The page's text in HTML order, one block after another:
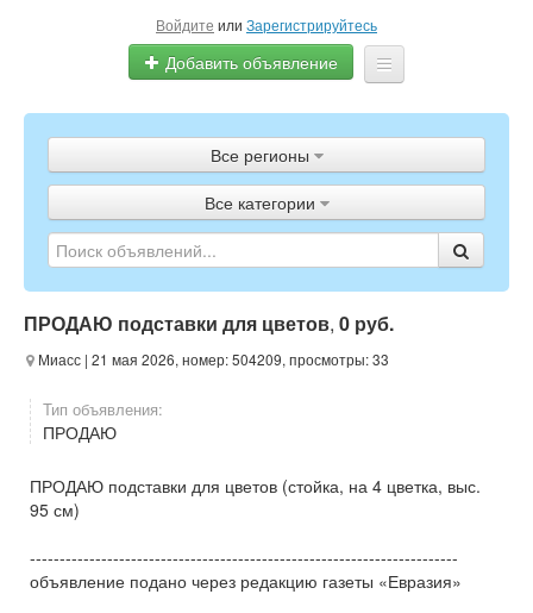
Войдите или Зарегистрируйтесь
Добавить объявление
Объявления
Полистать газету
ТВ-программа
Все регионы
Все категории
ПРОДАЮ подставки для цветов, 0 руб.
Миасс | 21 мая 2026, номер: 504209, просмотры: 33
Тип объявления:
ПРОДАЮ
ПРОДАЮ подставки для цветов (стойка, на 4 цветка, выс.
95 см)
------------------------------------------------------------------------
объявление подано через редакцию газеты «Евразия»